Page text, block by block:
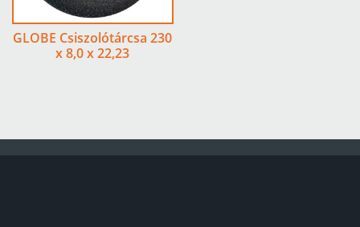
GLOBE Csiszolótárcsa 230
x 8,0 x 22,23